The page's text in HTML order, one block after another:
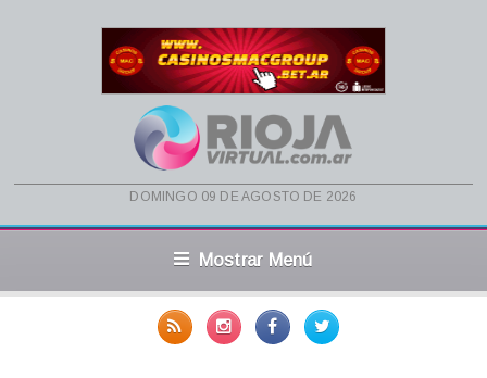
domingo 09 de agosto de 2026
Mostrar Menú